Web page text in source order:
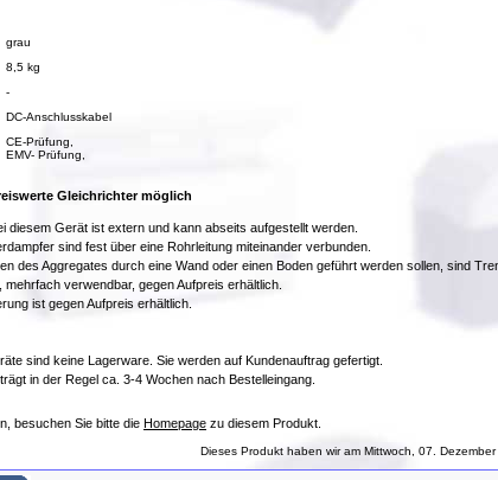
grau
8,5 kg
-
DC-Anschlusskabel
CE-Prüfung,
EMV- Prüfung,
Gleichrichter möglich
diesem Gerät ist extern und kann abseits aufgestellt werden.
sind fest über eine Rohrleitung miteinander verbunden.
des Aggregates durch eine Wand oder einen Boden geführt werden sollen, sind
verwendbar, gegen Aufpreis erhältlich.
ist gegen Aufpreis erhältlich.
sind keine Lagerware. Sie werden auf Kundenauftrag gefertigt.
in der Regel ca. 3-4 Wochen nach Bestelleingang.
besuchen Sie bitte die Homepage zu diesem Produkt.
Dieses Produkt haben wir am Mittwoch, 07.